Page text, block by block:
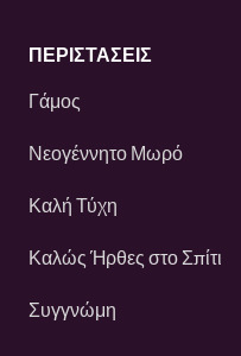
ΠΕΡΙΣΤΆΣΕΙΣ
Γάμος
Νεογέννητο Μωρό
Καλή Τύχη
Καλώς Ήρθες στο Σπίτι
Συγγνώμη